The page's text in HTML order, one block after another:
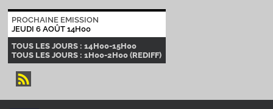
PROCHAINE EMISSION
JEUDI 6 AOÛT 14H00
TOUS LES JOURS : 14H00-15H00
TOUS LES JOURS : 1H00-2H00 (REDIFF)